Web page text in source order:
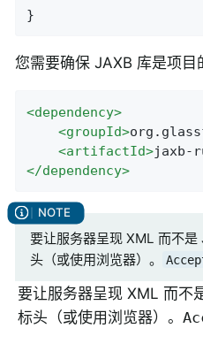
}
您需要确保 JAXB 库是项目
<dependency>
<groupId>
<artifactId>jaxb-
</dependency>
要让服务器呈现 XML 而不
头（或使用浏览器）。
要让服务器呈现 XML 而不
标头（或使用浏览器）。